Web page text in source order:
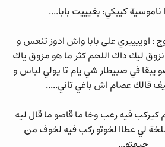
كيبكي: بغيييت بابا....
: اوييييري على بابا واش ادوز تنعس و
ليك داك اللحم كثر ما هو مزوق ياك
في صبيطار شي يام تا يولي لباس و
كيف قالك عصام اش باغي تاني.....
فيه رعب وخا ما قاصو ما قال ليه
لي عطاا لخوتو ركب فيه لخوف من